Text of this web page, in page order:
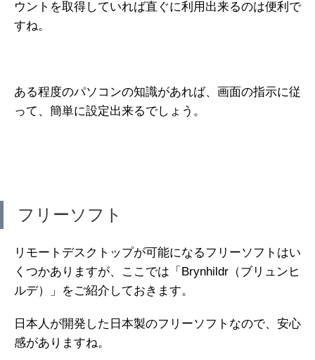
ウントを取得していれば直ぐに利用出来るのは便利で
すね。
ある程度のパソコンの知識があれば、画面の指示に従
って、簡単に設定出来るでしょう。
フリーソフト
リモートデスクトップが可能になるフリーソフトはい
くつかありますが、ここでは「Brynhildr（ブリュンヒ
ルデ）」をご紹介しておきます。
日本人が開発した日本製のフリーソフトなので、安心
感がありますね。